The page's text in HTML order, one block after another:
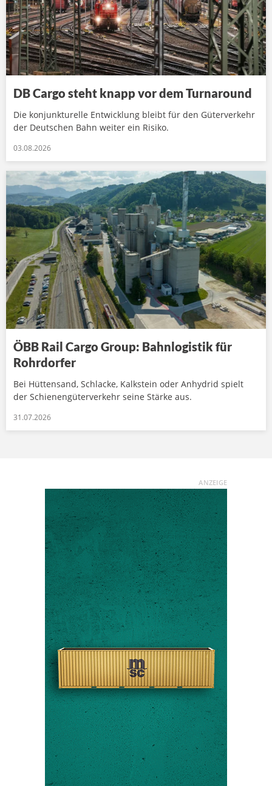
DB Cargo steht knapp vor dem Turnaround
Die konjunkturelle Entwicklung bleibt für den Güterverkehr
der Deutschen Bahn weiter ein Risiko.
03.08.2026
ÖBB Rail Cargo Group: Bahnlogistik für
Rohrdorfer
Bei Hüttensand, Schlacke, Kalkstein oder Anhydrid spielt
der Schienengüterverkehr seine Stärke aus.
31.07.2026
ANZEIGE